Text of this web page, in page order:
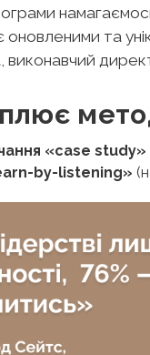
оновленими та
виконавчий
«сase
by-listening»